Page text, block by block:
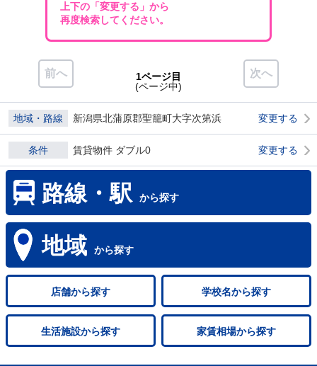
上下の「変更する」から
再度検索してください。
前へ 次へ
1ページ目
(ページ中)
地域・路線 新潟県北蒲原郡聖籠町大字次第浜 変更する
条件 賃貸物件 ダブル0 変更する
路線・駅 から探す
地域 から探す
店舗から探す 学校名から探す
生活施設から探す 家賃相場から探す